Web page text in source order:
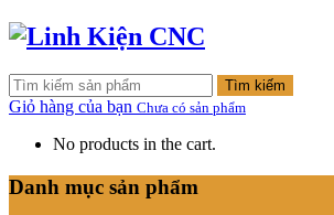
Tìm kiếm
Giỏ hàng của bạn Chưa có sản phẩm
No products in the cart.
Danh mục sản phẩm